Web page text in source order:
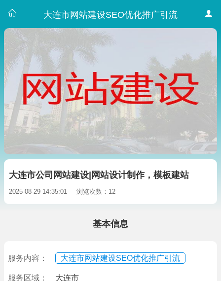
大连市网站建设SEO优化推广引流
大连市公司网站建设|网站设计制作，模板建站
2025-08-29 14:35:01 浏览次数：12
基本信息
服务内容： 大连市网站建设SEO优化推广引流
服务区域： 大连市